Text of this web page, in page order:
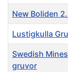
New Boliden
Lustigkulla
Swedish
gruvor